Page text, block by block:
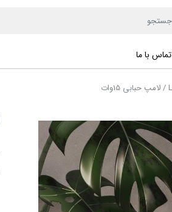
تماس با ما
/ لامپ حبابی 15وات